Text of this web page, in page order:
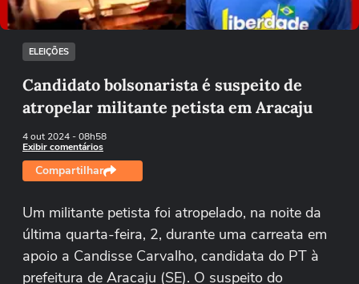
ELEIÇÕES
Candidato bolsonarista é suspeito de
atropelar militante petista em Aracaju
4 out 2024- 08h58
Exibir comentários
Compartilhar
Um militante petista foi atropelado, na noite da
última quarta-feira, 2, durante uma carreata em
apoio a Candisse Carvalho, candidata do PT à
prefeitura de Aracaju (SE). O suspeito do